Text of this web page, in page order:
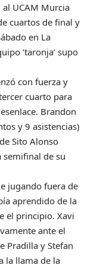
al UCAM Murcia
cuartos de final y
en La
‘taronja’ supo
con fuerza y
cuarto para
Brandon
y 9 asistencias)
Sito Alonso
de su
jugando fuera de
aprendido de la
el principio. Xavi
ante el
Pradilla y Stefan
la llama de la